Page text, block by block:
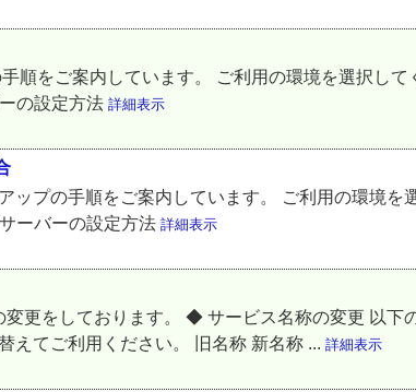
順をご案内しています。 ご利用の環境を選択して
の設定方法 詳細表示
プの手順をご案内しています。 ご利用の環境を
ーバーの設定方法 詳細表示
更をしております。 ◆ サービス名称の変更 以下
えてご利用ください。 旧名称 新名称 ... 詳細表示